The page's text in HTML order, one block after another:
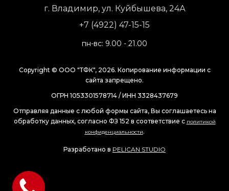
г. Владимир, ул. Куйбышева, 24А
+7 (4922) 47-15-15
пн-вс: 9.00 - 21.00
Copyright © ООО "ТФК", 2026. Копирование информации с
сайта запрещено.
ОГРН 1053301578714 / ИНН 3328437679
Отправляя данные с любой формы сайта, Вы соглашаетесь на
обработку данных, согласно ФЗ 152 в соответствие с политикой
конфиденциальности.
Разработано в PELICAN STUDIO